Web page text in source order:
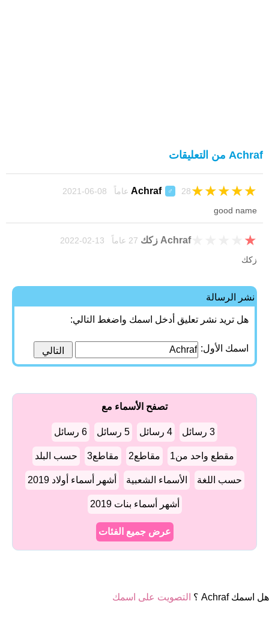
Achraf من التعليقات
Achraf ♂ 28 عاماً 08-06-2021 ★
★
★
★
★
good name
Achraf زكك ★
★
زكك
نشر الرسالة
هل تريد نشر تعليق أدخل اسمك واضغط التالي:
اسمك الأول:
تصفح الأسماء مع
3 رسائل 4 رسائل 5 رسائل 6 رسائل
مقطع واحد من1 مقاطع2 مقاطع3 حسب البلد
حسب اللغة الأسماء الشعبية أشهر أسماء أولاد 2019
أشهر أسماء بنات 2019
عرض جميع الفئات
هل اسمك Achraf ؟ التصويت على اسمك